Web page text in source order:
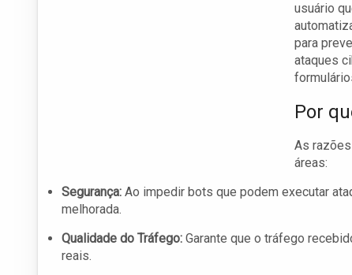
usuário
para
ataques
Por
As
áreas:
Segurança: Ao impedir bots que podem executar
melhorada.
Qualidade do Tráfego: Garante que o tráfego
reais.